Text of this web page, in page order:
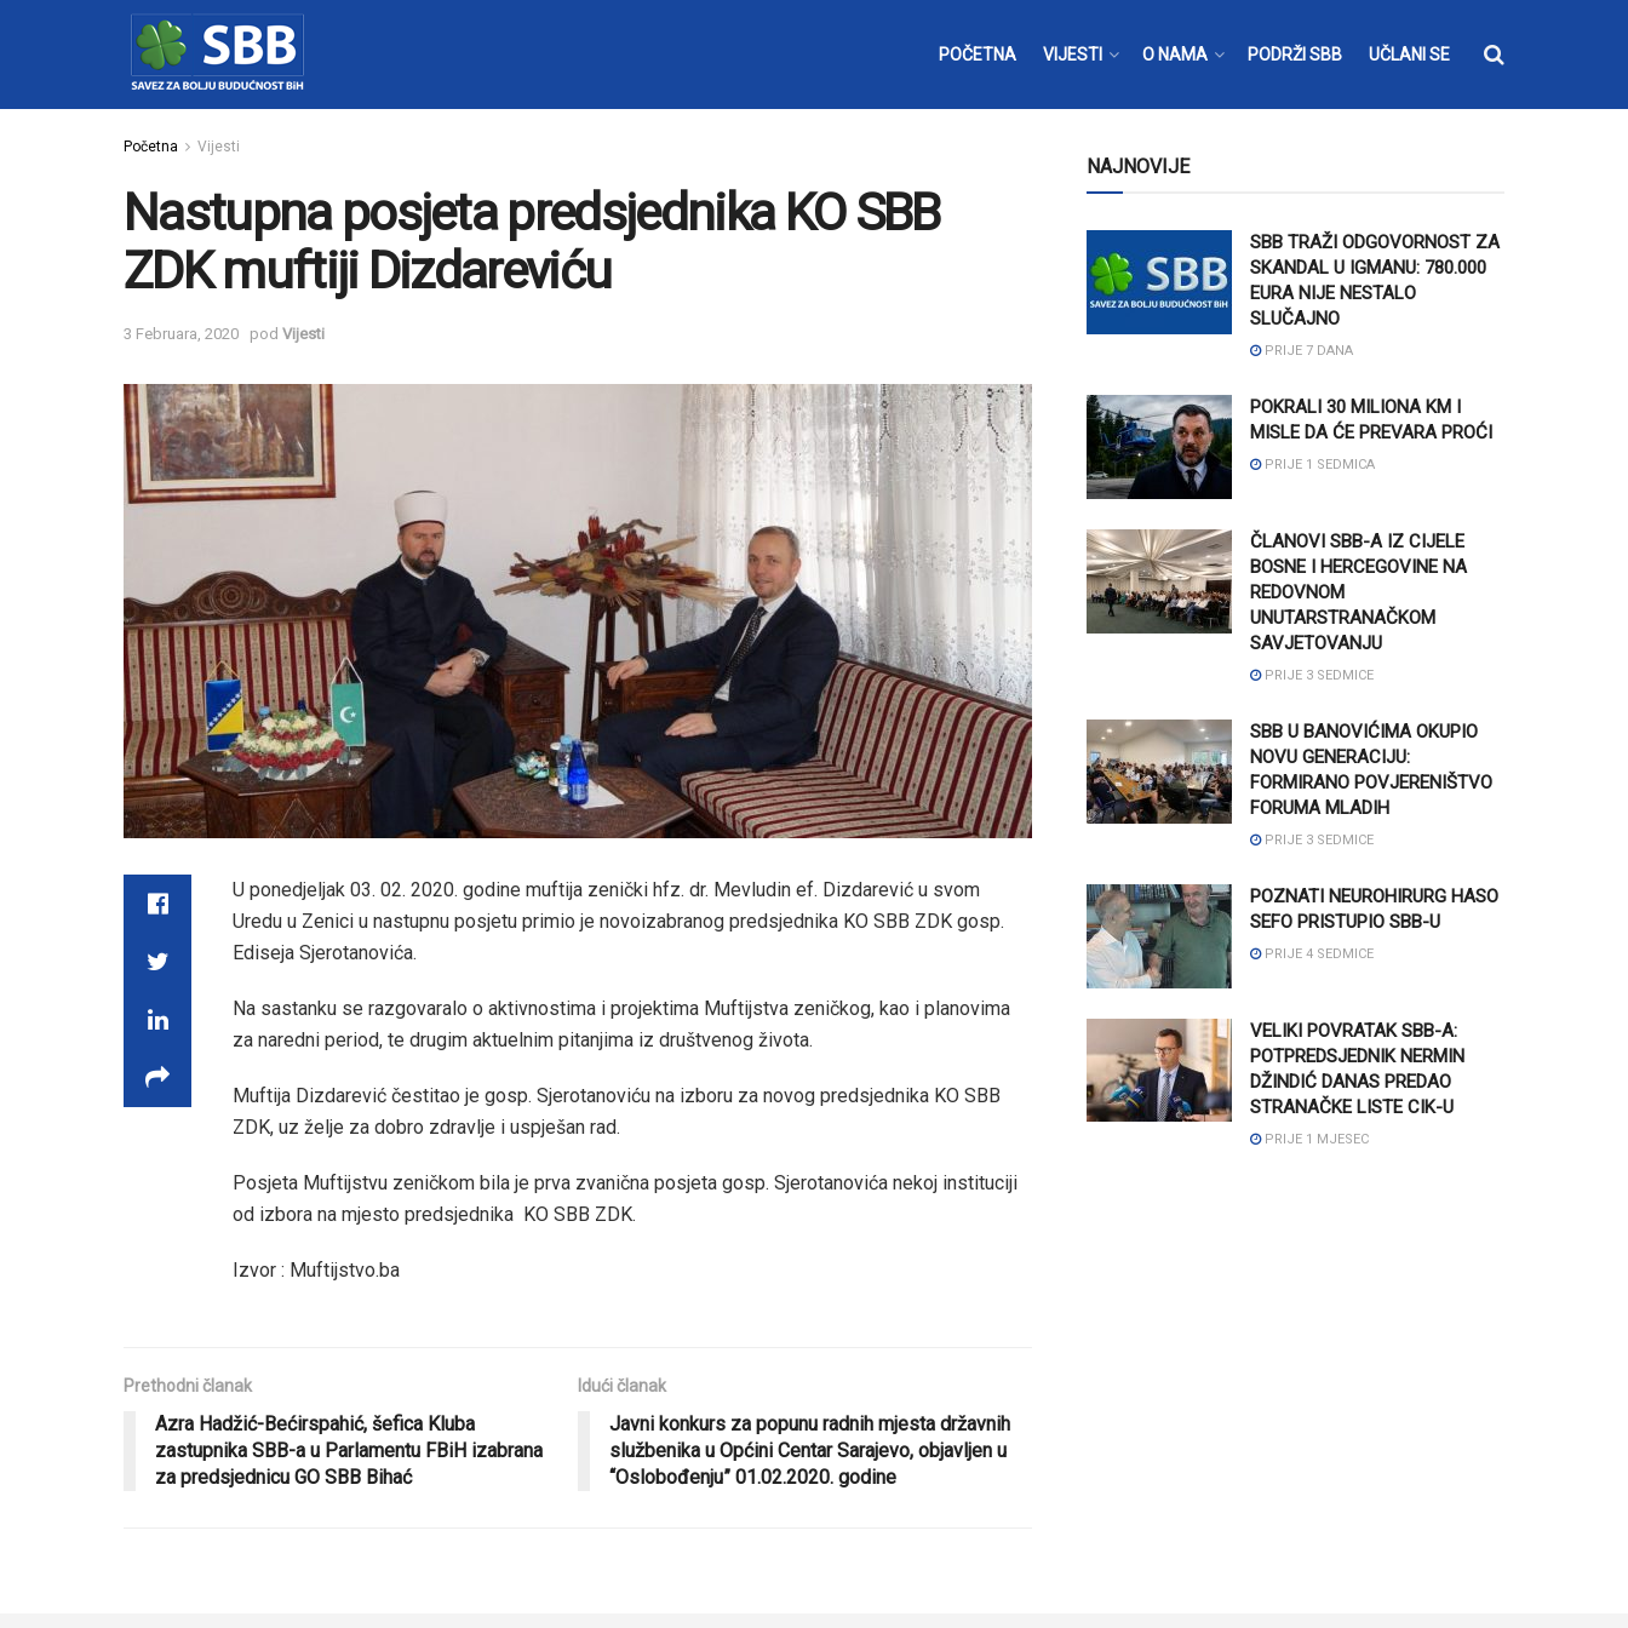
POČETNA VIJESTI O NAMA PODRŽI SBB UČLANI SE
Početna Vijesti
Nastupna posjeta predsjednika KO SBB
ZDK muftiji Dizdareviću
3 Februara, 2020 pod Vijesti
U ponedjeljak 03. 02. 2020. godine muftija zenički hfz. dr. Mevludin ef. Dizdarević u svom
Uredu u Zenici u nastupnu posjetu primio je novoizabranog predsjednika KO SBB ZDK gosp.
Ediseja Sjerotanovića.
Na sastanku se razgovaralo o aktivnostima i projektima Muftijstva zeničkog, kao i planovima
za naredni period, te drugim aktuelnim pitanjima iz društvenog života.
Muftija Dizdarević čestitao je gosp. Sjerotanoviću na izboru za novog predsjednika KO SBB
ZDK, uz želje za dobro zdravlje i uspješan rad.
Posjeta Muftijstvu zeničkom bila je prva zvanična posjeta gosp. Sjerotanovića nekoj instituciji
od izbora na mjesto predsjednika KO SBB ZDK.
Izvor : Muftijstvo.ba
Prethodni članak
Azra Hadžić-Bećirspahić, šefica Kluba
zastupnika SBB-a u Parlamentu FBiH izabrana
za predsjednicu GO SBB Bihać
Idući članak
Javni konkurs za popunu radnih mjesta državnih
službenika u Općini Centar Sarajevo, objavljen u
“Oslobođenju” 01.02.2020. godine
NAJNOVIJE
SBB TRAŽI ODGOVORNOST ZA
SKANDAL U IGMANU: 780.000
EURA NIJE NESTALO
SLUČAJNO
PRIJE 7 DANA
POKRALI 30 MILIONA KM I
MISLE DA ĆE PREVARA PROĆI
PRIJE 1 SEDMICA
ČLANOVI SBB-A IZ CIJELE
BOSNE I HERCEGOVINE NA
REDOVNOM
UNUTARSTRANAČKOM
SAVJETOVANJU
PRIJE 3 SEDMICE
SBB U BANOVIĆIMA OKUPIO
NOVU GENERACIJU:
FORMIRANO POVJERENIŠTVO
FORUMA MLADIH
PRIJE 3 SEDMICE
POZNATI NEUROHIRURG HASO
SEFO PRISTUPIO SBB-U
PRIJE 4 SEDMICE
VELIKI POVRATAK SBB-A:
POTPREDSJEDNIK NERMIN
DŽINDIĆ DANAS PREDAO
STRANAČKE LISTE CIK-U
PRIJE 1 MJESEC